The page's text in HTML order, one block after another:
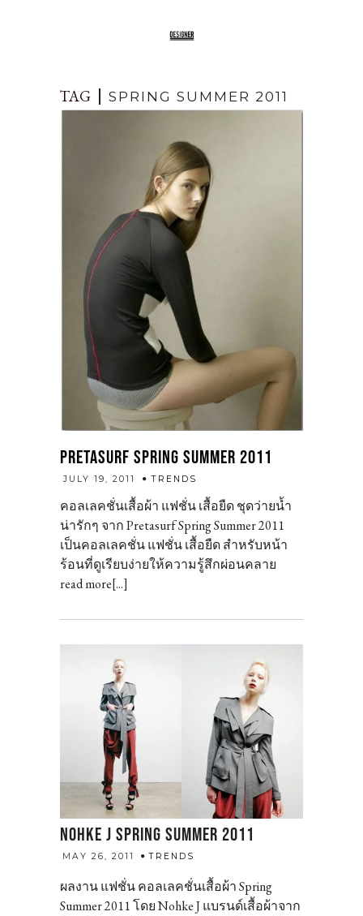
TAG SPRING SUMMER 2011
PRETASURF SPRING SUMMER 2011
JULY 19, 2011 TRENDS
คอลเลคชั่นเสื้อผ้า แฟชั่น เสื้อยืด ชุดว่ายน้ำ
น่ารักๆ จาก Pretasurf Spring Summer 2011
เป็นคอลเลคชั่น แฟชั่น เสื้อยืด สำหรับหน้า
ร้อนที่ดูเรียบง่ายให้ความรู้สึกผ่อนคลาย
read more[...]
NOHKE J SPRING SUMMER 2011
MAY 26, 2011 TRENDS
ผลงาน แฟชั่น คอลเลคชั่นเสื้อผ้า Spring
Summer 2011 โดย Nohke J แบรนด์เสื้อผ้าจาก